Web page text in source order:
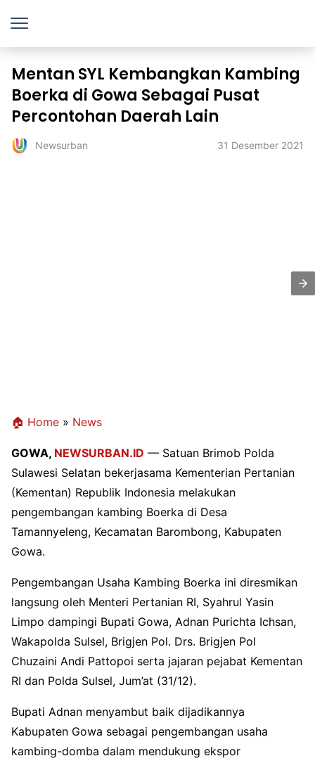
Mentan SYL Kembangkan Kambing
Boerka di Gowa Sebagai Pusat
Percontohan Daerah Lain
Newsurban 31 Desember 2021
🏠 Home » News
GOWA, NEWSURBAN.ID — Satuan Brimob Polda
Sulawesi Selatan bekerjasama Kementerian Pertanian
(Kementan) Republik Indonesia melakukan
pengembangan kambing Boerka di Desa
Tamannyeleng, Kecamatan Barombong, Kabupaten
Gowa.
Pengembangan Usaha Kambing Boerka ini diresmikan
langsung oleh Menteri Pertanian RI, Syahrul Yasin
Limpo dampingi Bupati Gowa, Adnan Purichta Ichsan,
Wakapolda Sulsel, Brigjen Pol. Drs. Brigjen Pol
Chuzaini Andi Pattopoi serta jajaran pejabat Kementan
RI dan Polda Sulsel, Jum’at (31/12).
Bupati Adnan menyambut baik dijadikannya
Kabupaten Gowa sebagai pengembangan usaha
kambing-domba dalam mendukung ekspor